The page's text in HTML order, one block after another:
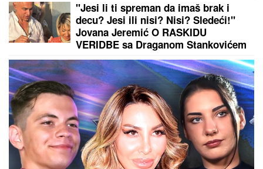
"Jesi li ti spreman da imaš brak i
decu? Jesi ili nisi? Nisi? Sledeći!"
Jovana Jeremić O RASKIDU
VERIDBE sa Draganom Stankovićem
- VIŠE NE PONAVLJA ISTE GREŠKE!